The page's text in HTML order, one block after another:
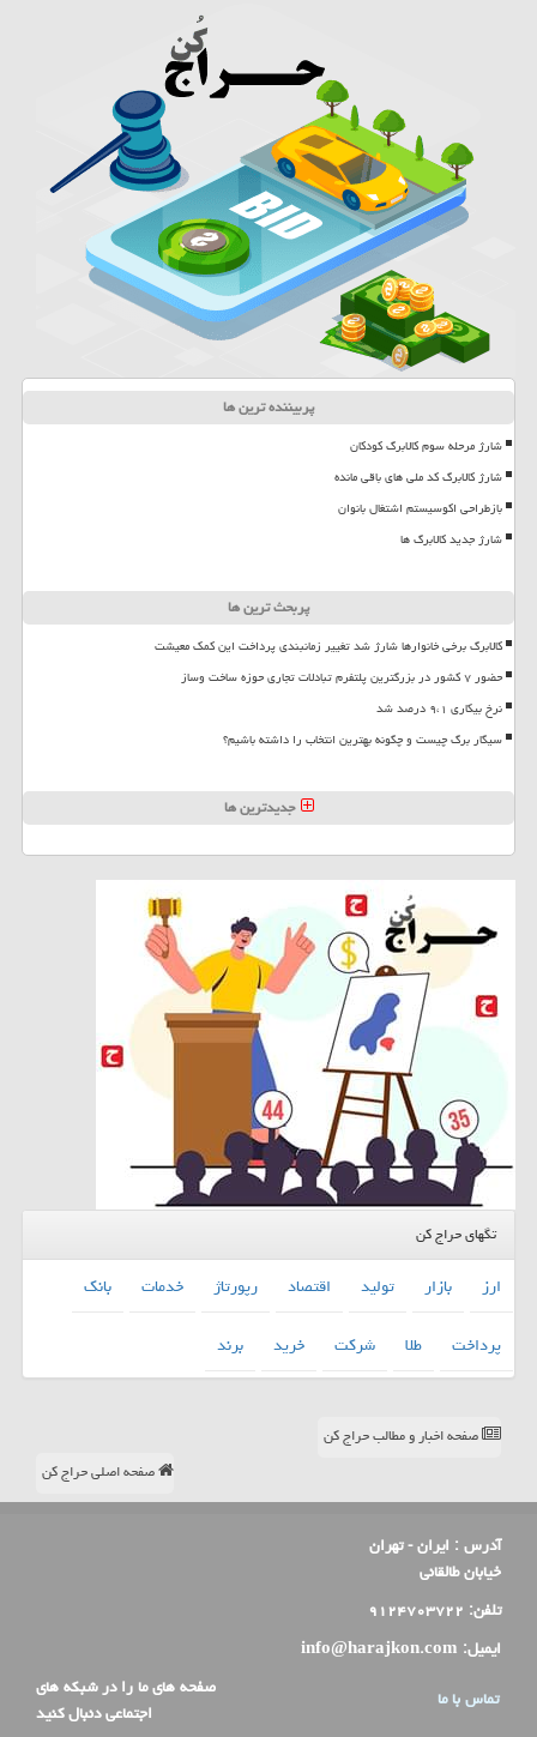
پربیننده ترین ها
شارژ مرحله سوم کالابرگ کودکان
شارژ کالابرگ کد ملی های باقی مانده
بازطراحی اکوسیستم اشتغال بانوان
شارژ جدید کالابرگ ها
پربحث ترین ها
کالابرگ برخی خانوارها شارژ شد تغییر زمانبندی پرداخت این کمک معیشت
حضور ۷ کشور در بزرگترین پلتفرم تبادلات تجاری حوزه ساخت وساز
نرخ بیکاری ۹،۱ درصد شد
سیگار برگ چیست و چگونه بهترین انتخاب را داشته باشیم؟
جدیدترین ها
تگهای حراج کن
ارز بازار تولید اقتصاد رپورتاژ خدمات
بانك
پرداخت
طلا شركت خرید برند
صفحه اخبار و مطالب حراج کن
صفحه اصلی حراج کن
آدرس : ایران - تهران
خیابان طالقانی
تلفن: ۹۱۲۴۷۰۳۷۲۲
ایمیل: info@harajkon.com
تماس با ما
صفحه های ما را در شبکه های
اجتماعی دنبال کنید